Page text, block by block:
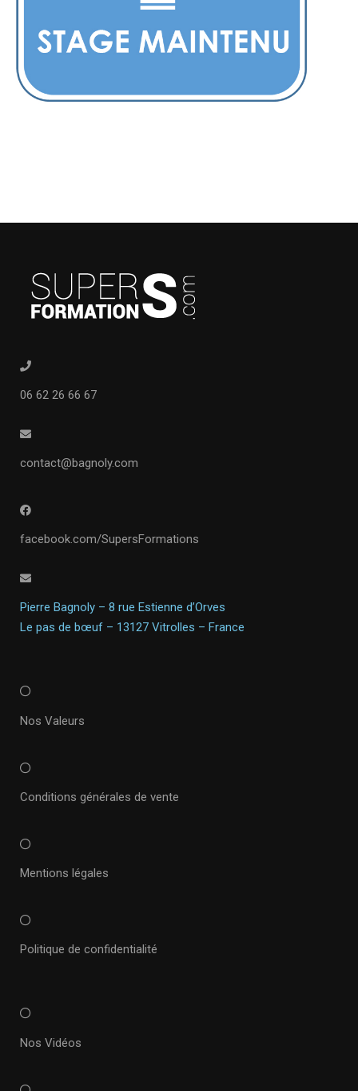
06 62 26 66 67
contact@bagnoly.com
facebook.com/SupersFormations
Pierre Bagnoly – 8 rue Estienne d’Orves
Le pas de bœuf – 13127 Vitrolles – France​
Nos Valeurs
Conditions générales de vente
Mentions légales
Politique de confidentialité
Nos Vidéos